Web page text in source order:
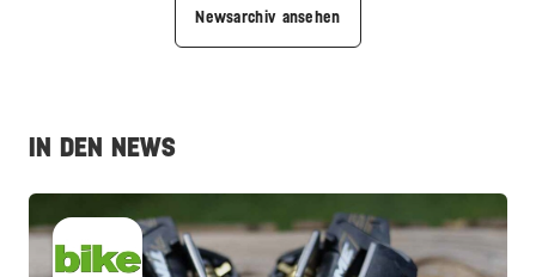
Newsarchiv ansehen
IN DEN NEWS